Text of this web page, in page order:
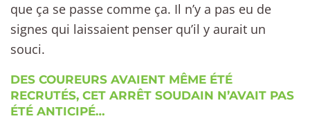
que ça se passe comme ça. Il n’y a pas eu de
signes qui laissaient penser qu’il y aurait un
souci.
DES COUREURS AVAIENT MÊME ÉTÉ
RECRUTÉS, CET ARRÊT SOUDAIN N’AVAIT PAS
ÉTÉ ANTICIPÉ…